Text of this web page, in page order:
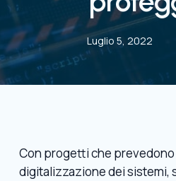
Luglio 5, 2022
Con progetti che
digitalizzazione dei sistemi,